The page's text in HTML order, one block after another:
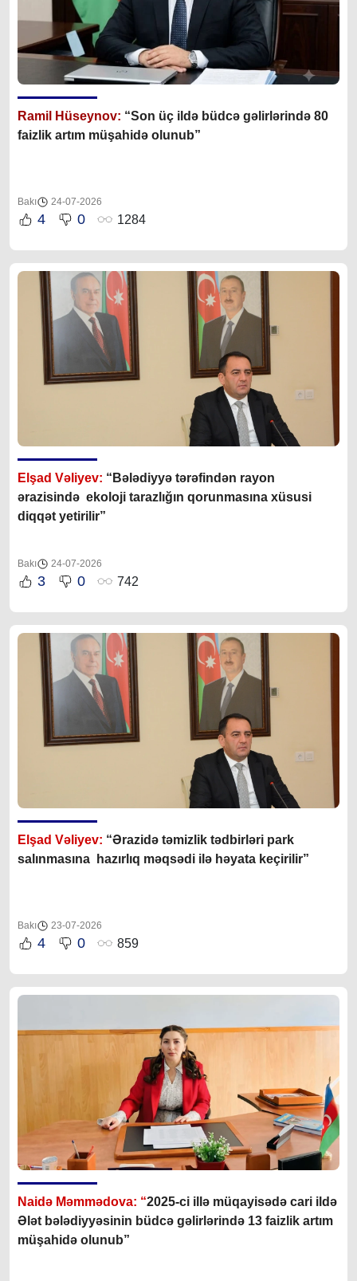
Ramil Hüseynov: “Son üç ildə büdcə gəlirlərində 80
faizlik artım müşahidə olunub”
Bakı 24-07-2026
4 0 1284
Elşad Vəliyev: “Bələdiyyə tərəfindən rayon
ərazisində ekoloji tarazlığın qorunmasına xüsusi
diqqət yetirilir”
Bakı 24-07-2026
3 0 742
Elşad Vəliyev: “Ərazidə təmizlik tədbirləri park
salınmasına hazırlıq məqsədi ilə həyata keçirilir”
Bakı 23-07-2026
4 0 859
Naidə Məmmədova: “2025-ci illə müqayisədə cari ildə
Ələt bələdiyyəsinin büdcə gəlirlərində 13 faizlik artım
müşahidə olunub”